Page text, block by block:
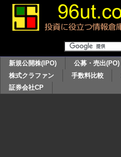
新規公開株(IPO) 公募・売出(PO)
株式クラファン
手数料比較
証券会社CP